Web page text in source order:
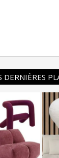
DERNIÈRES